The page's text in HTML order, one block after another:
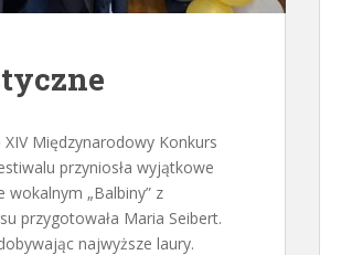
Międzynarodowy Konkurs
przyniosła wyjątkowe
„Balbiny” z
przygotowała Maria Seibert.
najwyższe laury.